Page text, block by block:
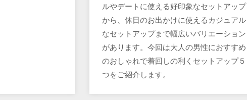
ルやデートに使える好印象なセットアップ
から、休日のお出かけに使えるカジュアル
なセットアップまで幅広いバリエーション
があります。今回は大人の男性におすすめ
のおしゃれで着回しの利くセットアップ５
つをご紹介します。